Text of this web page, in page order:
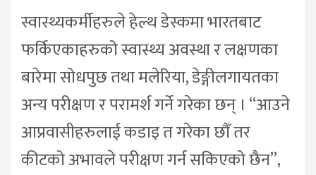
स्वास्थ्यकर्मीहरुले हेल्थ डेस्कमा भारतबाट
फर्किएकाहरुको स्वास्थ्य अवस्था र लक्षणका
बारेमा सोधपुछ तथा मलेरिया, डेङ्गीलगायतका
अन्य परीक्षण र परामर्श गर्ने गरेका छन् । “आउने
आप्रवासीहरुलाई कडाइ त गरेका छौँ तर
कीटको अभावले परीक्षण गर्न सकिएको छैन”,